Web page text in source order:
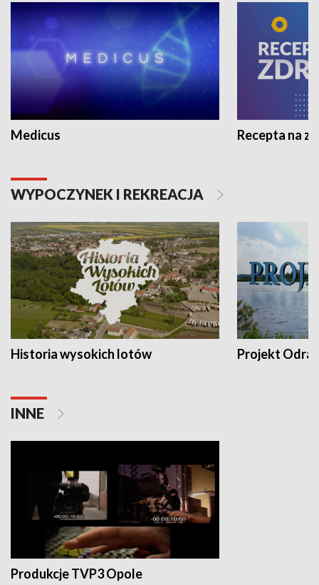
Medicus Recepta na
WYPOCZYNEK I REKREACJA
Historia wysokich lotów Projekt Odra
INNE
Produkcje TVP3 Opole